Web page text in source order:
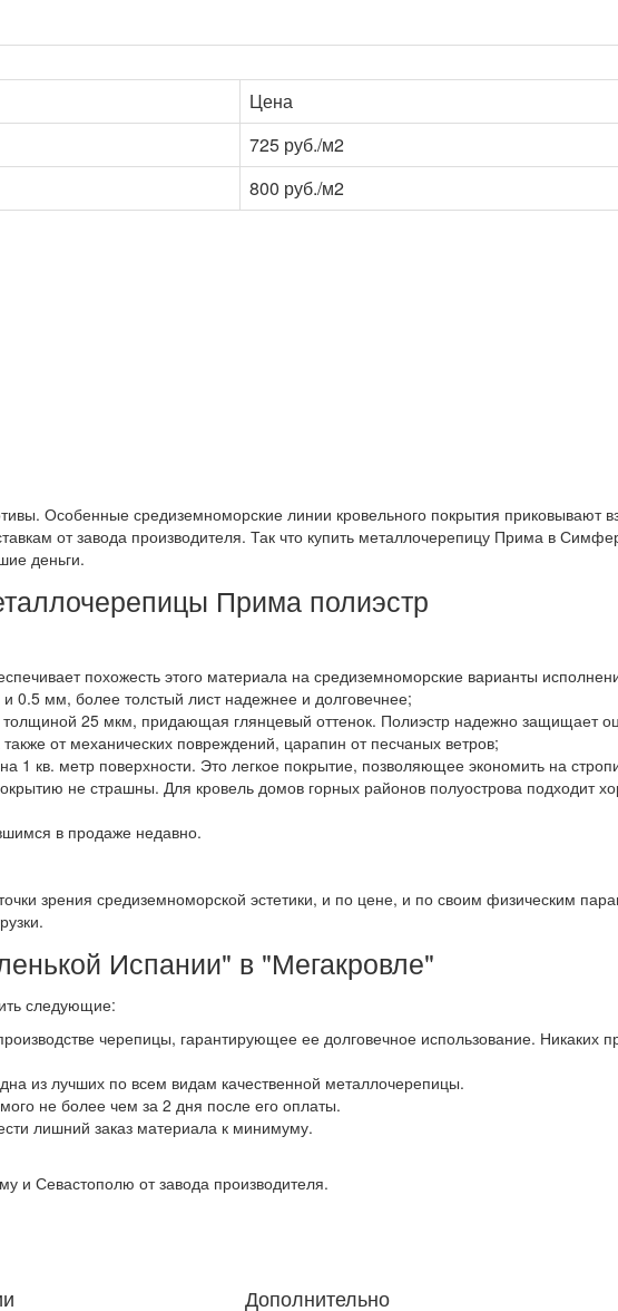
Цена
725 руб./м2
800 руб./м2
Особенные средиземноморские линии кровельного покрытия приковывают
от завода производителя. Так что купить металлочерепицу Прима в
деньги.
Прима полиэстр
похожесть этого материала на средиземноморские варианты
мм, более толстый лист надежнее и долговечнее;
толщиной 25 мкм, придающая глянцевый оттенок. Полиэстр надежно защищает
от механических повреждений, царапин от песчаных ветров;
1 кв. метр поверхности. Это легкое покрытие, позволяющее экономить на
не страшны. Для кровель домов горных районов полуострова подходит
в продаже недавно.
зрения средиземноморской эстетики, и по цене, и по своим физическим
Испании" в "Мегакровле"
следующие:
черепицы, гарантирующее ее долговечное использование. Никаких
из лучших по всем видам качественной металлочерепицы.
не более чем за 2 дня после его оплаты.
лишний заказ материала к минимуму.
и Севастополю от завода производителя.
Дополнительно